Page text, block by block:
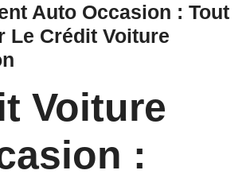
Auto Occasion : Tout
Le Crédit Voiture
Voiture
: